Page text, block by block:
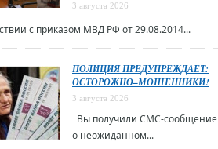
3 августа 2026
с приказом МВД РФ от 29.08.2014...
ПОЛИЦИЯ ПРЕДУПРЕЖДАЕТ:
ОСТОРОЖНО–МОШЕННИКИ!
3 августа 2026
Вы получили СМС-сообщение
о неожиданном...